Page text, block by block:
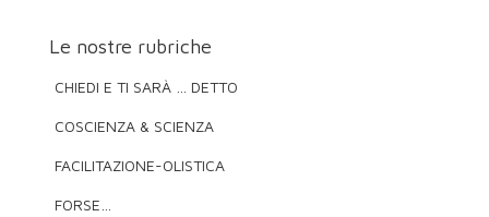
Le nostre rubriche
CHIEDI E TI SARÀ … DETTO
COSCIENZA & SCIENZA
FACILITAZIONE-OLISTICA
FORSE…